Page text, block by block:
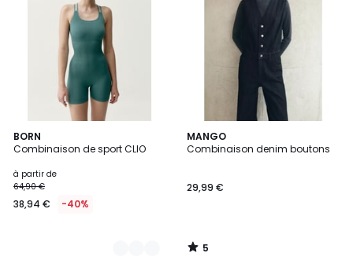
BORN
Combinaison de sport CLIO
à partir de
64,90 €
38,94 € -40%
2
Couleurs
MANGO
Combinaison denim boutons
29,99 €
5
/
5
/